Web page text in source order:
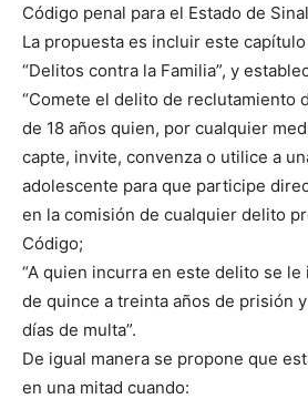
Código penal para el Estado de
La propuesta es incluir este
“Delitos contra la Familia”, y
“Comete el delito de reclutamiento
de 18 años quien, por cualquier
capte, invite, convenza o utilice a
adolescente para que participe
en la comisión de cualquier delito
Código;
“A quien incurra en este delito se le
de quince a treinta años de prisión
días de multa”.
De igual manera se propone que
en una mitad cuando: